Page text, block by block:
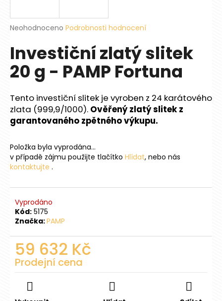
Průměrné
produktu
0,0
z
hvězdiček.
Neohodnoceno Podrobnosti hodnocení
Investiční zlatý slitek
20 g - PAMP Fortuna
Tento investiční slitek je vyroben z 24 karátového
zlata (999,9/1000). Ověřený zlatý slitek z
garantovaného zpětného výkupu.
Položka byla vyprodána…
v případě zájmu použijte tlačítko Hlídat, nebo nás
kontaktujte .
Vyprodáno
Kód: 5175
Značka:PAMP
59 632 Kč
Prodejní cena
Měrná
cena:
j
t
?
HLEDAT
D
o
o
u
č
u
e
m